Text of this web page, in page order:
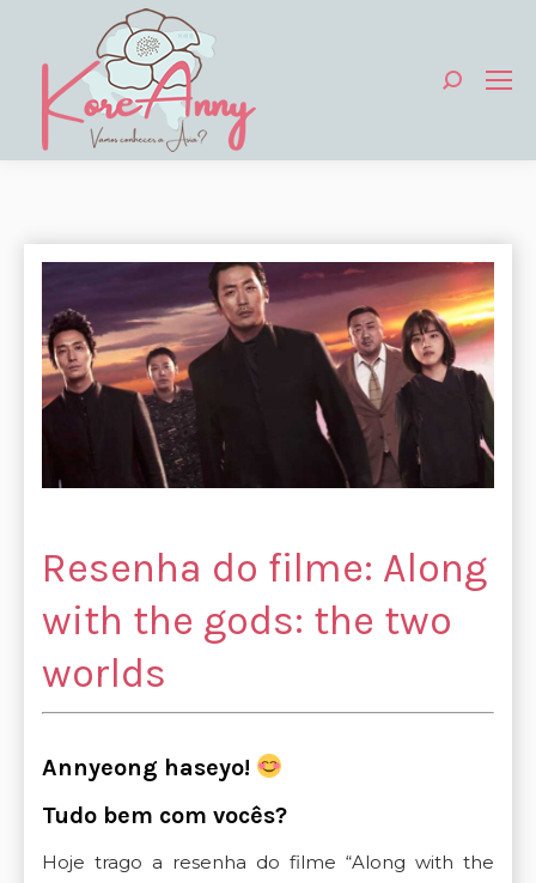
Search:
Resenha do filme: Along
with the gods: the two
worlds
Annyeong haseyo!
Tudo bem com vocês?
Hoje trago a resenha do filme “Along with the